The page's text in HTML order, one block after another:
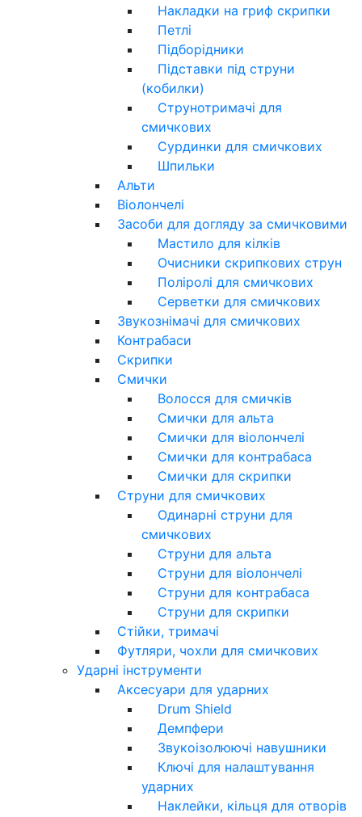
Накладки на гриф скрипки
Петлі
Підборідники
Підставки під струни
(кобилки)
Струнотримачі для
смичкових
Сурдинки для смичкових
Шпильки
Альти
Віолончелі
Засоби для догляду за смичковими
Мастило для кілків
Очисники скрипкових струн
Поліролі для смичкових
Серветки для смичкових
Звукознімачі для смичкових
Контрабаси
Скрипки
Смички
Волосся для смичків
Смички для альта
Смички для віолончелі
Смички для контрабаса
Смички для скрипки
Струни для смичкових
Одинарні струни для
смичкових
Струни для альта
Струни для віолончелі
Струни для контрабаса
Струни для скрипки
Стійки, тримачі
Футляри, чохли для смичкових
Ударні інструменти
Аксесуари для ударних
Drum Shield
Демпфери
Звукоізолюючі навушники
Ключі для налаштування
ударних
Наклейки, кільця для отворів